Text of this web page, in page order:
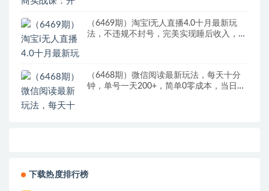
（6469期）淘宝i无人直播4.0十月最新玩
法，不违规不封号，完美实现睡后收入，日
（6468期）微信阅读最新玩法，每天十分
钟，单号一天200+，简单0零成本，当日提
下载热度排行榜